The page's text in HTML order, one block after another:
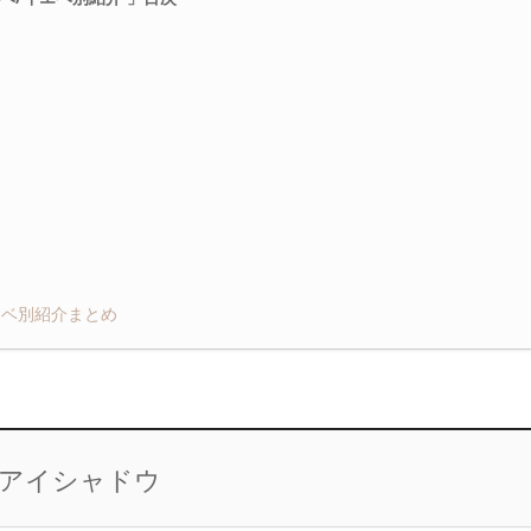
別紹介まとめ
イシャドウ